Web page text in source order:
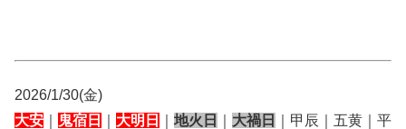
2026/1/30(金)
大安
鬼宿日 大明日 地火日 大禍日
｜甲辰｜五黄｜平